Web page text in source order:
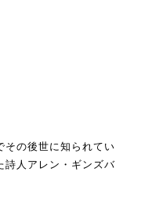
その後世に知られてい
詩人アレン・ギンズバ